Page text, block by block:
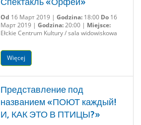
Спектакль «Орфей»
Od 16 Март 2019 | Godzina:18:00 Do16
Март 2019 | Godzina:20:00 | Miejsce:
Ełckie Centrum Kultury / sala widowiskowa
Więcej
Представление под
названием «ПОЮТ каждый!
И, КАК ЭТО В ПТИЦЫ?»